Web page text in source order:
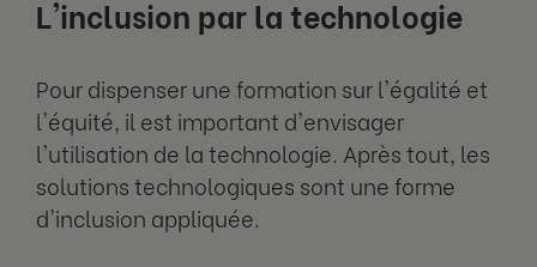
L'inclusion par la technologie
Pour dispenser une formation sur l'égalité et
l'équité, il est important d'envisager
l'utilisation de la technologie. Après tout, les
solutions technologiques sont une forme
d'inclusion appliquée.